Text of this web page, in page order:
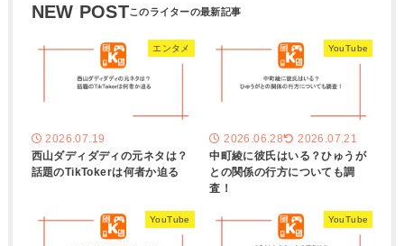
NEW POST
エンタメ
2026.07.19
西山ダディダディの元ネタは？
話題のTikTokerは何者か迫る
YouTube
2026.06.28 2026.07.21
中町綾に彼氏はいる？ひゅうが
との関係の行方についても調
査！
YouTube YouTube